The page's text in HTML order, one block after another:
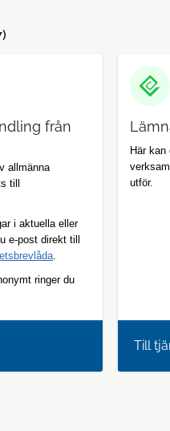
)
från
allmänna
till
i aktuella eller
e-post direkt till
ringer du
Här
utför.
Till